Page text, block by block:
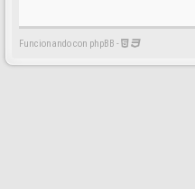
Funcionando con phpBB -